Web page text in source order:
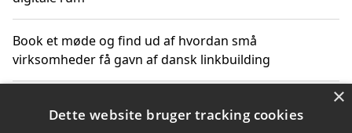
Book et møde og find ud af hvordan små
virksomheder få gavn af dansk linkbuilding
får du indgår et samarbejde
×
Dette website bruger tracking cookies